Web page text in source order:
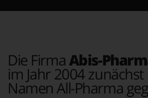
Die Firma Abis-
im Jahr 2004
Namen All-Pharma